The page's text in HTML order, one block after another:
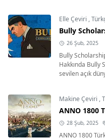
Elle Çeviri ,
Bully
26 Şub, 2025
Bully
Hakkında Bully
sevilen açık
Makine Çeviri ,
ANNO 1800
28 Şub, 2025
ANNO 1800